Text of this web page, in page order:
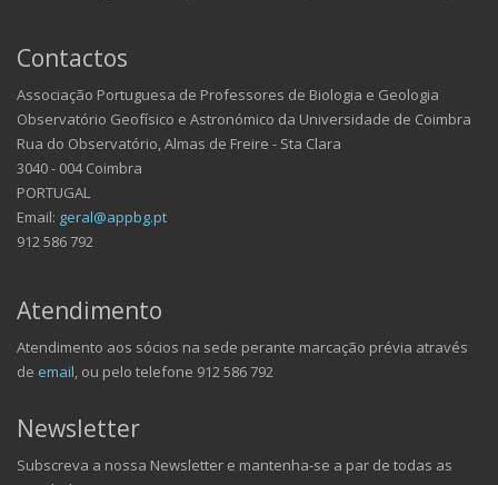
Contactos
Associação Portuguesa de Professores de Biologia e Geologia
Observatório Geofísico e Astronómico da Universidade de Coimbra
Rua do Observatório, Almas de Freire - Sta Clara
3040 - 004 Coimbra
PORTUGAL
Email: geral@appbg.pt
912 586 792
Atendimento
Atendimento aos sócios na sede perante marcação prévia através
de email, ou pelo telefone 912 586 792
Newsletter
Subscreva a nossa Newsletter e mantenha-se a par de todas as